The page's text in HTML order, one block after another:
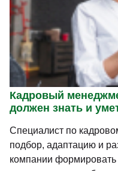
Кадровый
должен знать и
Специалист по
подбор, адаптацию и
компании